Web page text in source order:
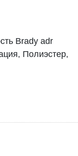
Brady adr
Полиэстер,